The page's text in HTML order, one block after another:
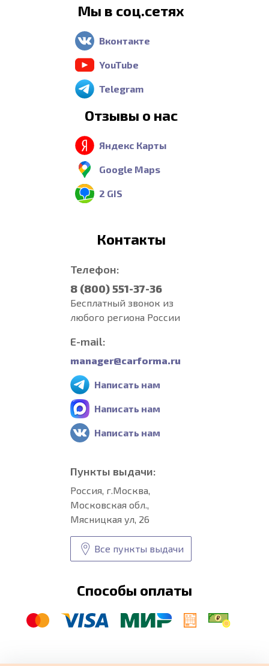
Мы в соц.сетях
Вконтакте
YouTube
Telegram
Отзывы о нас
Яндекс Карты
Google Maps
2 GIS
Контакты
Телефон:
8 (800) 551-37-36
Бесплатный звонок из
любого региона России
E-mail:
manager@carforma.ru
Написать нам
Написать нам
Написать нам
Пункты выдачи:
Россия, г.Москва,
Московская обл.,
Мясницкая ул, 26
Все пункты выдачи
Способы оплаты